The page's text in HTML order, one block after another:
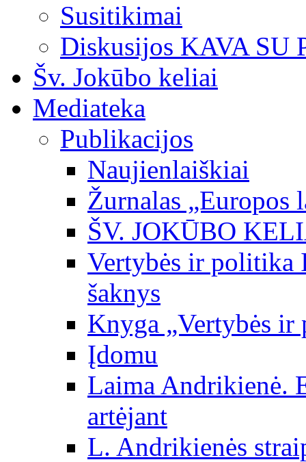
Susitikimai
Diskusijos KAVA SU
Šv. Jokūbo keliai
Mediateka
Publikacijos
Naujienlaiškiai
Žurnalas „Europos
ŠV. JOKŪBO
Vertybės ir politika
šaknys
Knyga „Vertybės
Įdomu
Laima Andrikienė.
artėjant
L. Andrikienės